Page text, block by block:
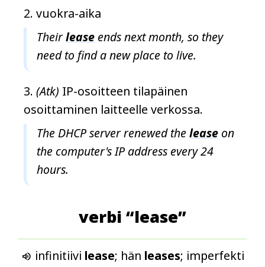
vuokra-aika
Theirlease ends next month, so they
need to find a new place to live.
(Atk) IP-osoitteen tilapäinen
osoittaminen laitteelle verkossa.
The DHCP server renewed thelease on
the computer's IP address every 24
hours.
verbi “lease”
 infinitiivi lease; hän leases; imperfekti